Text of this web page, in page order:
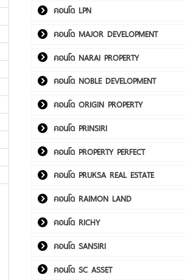
คอนโด LPN
คอนโด MAJOR DEVELOPMENT
คอนโด NARAI PROPERTY
คอนโด NOBLE DEVELOPMENT
คอนโด ORIGIN PROPERTY
คอนโด PRINSIRI
คอนโด PROPERTY PERFECT
คอนโด PRUKSA REAL ESTATE
คอนโด RAIMON LAND
คอนโด RICHY
คอนโด SANSIRI
คอนโด SC ASSET